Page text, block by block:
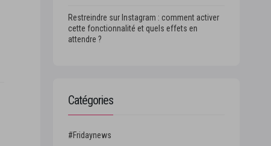
Restreindre sur Instagram : comment activer
cette fonctionnalité et quels effets en
attendre ?
Catégories
#Fridaynews